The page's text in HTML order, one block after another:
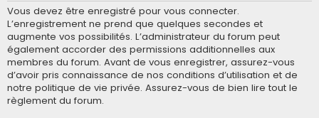
Vous devez être enregistré pour vous connecter.
L’enregistrement ne prend que quelques secondes et
augmente vos possibilités. L’administrateur du forum peut
également accorder des permissions additionnelles aux
membres du forum. Avant de vous enregistrer, assurez-vous
d’avoir pris connaissance de nos conditions d’utilisation et de
notre politique de vie privée. Assurez-vous de bien lire tout le
règlement du forum.